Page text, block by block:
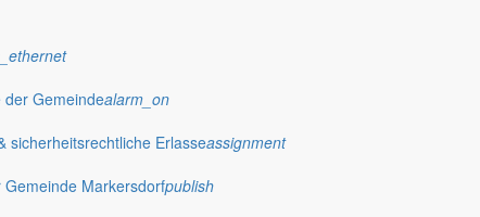
der Gemeindealarm_on
sicherheitsrechtliche Erlasseassignment
Markersdorfpublish